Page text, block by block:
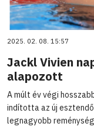
2025. 02. 08. 15:57
Jackl Vivien
alapozott
A múlt év végi
indította az új
legnagyobb